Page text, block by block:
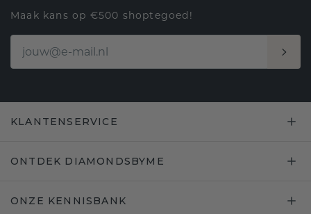
Maak kans op €500 shoptegoed!
KLANTENSERVICE
ONTDEK DIAMONDSBYME
ONZE KENNISBANK